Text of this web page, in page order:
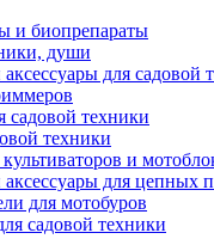
и биопрепараты
души
для садовой
садовой техники
техники
и
для цепных
для мотобуров
садовой техники